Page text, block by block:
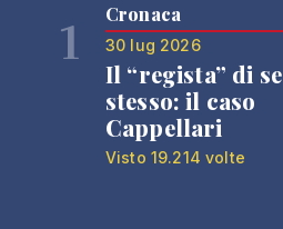
1 Cronaca
30 lug 2026
Il “regista” di se
stesso: il caso
Cappellari
Visto 19.214 volte